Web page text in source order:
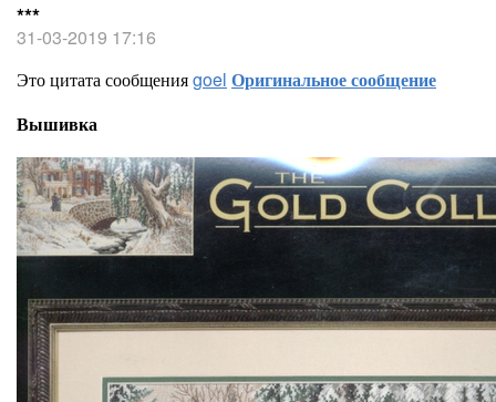
***
31-03-2019 17:16
Это цитата сообщенияgoel Оригинальное сообщение
Вышивка